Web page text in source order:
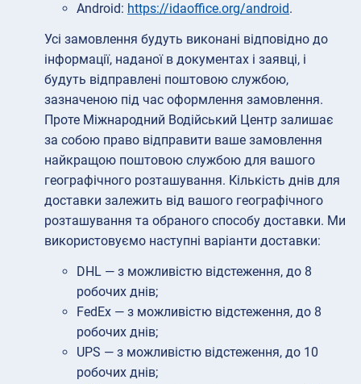
Android: https://idaoffice.org/android.
Усі замовлення будуть виконані відповідно до
інформації, наданої в документах і заявці, і
будуть відправлені поштовою службою,
зазначеною під час оформлення замовлення.
Проте Міжнародний Водійський Центр залишає
за собою право відправити ваше замовлення
найкращою поштовою службою для вашого
географічного розташування. Кількість днів для
доставки залежить від вашого географічного
розташування та обраного способу доставки. Ми
використовуємо наступні варіанти доставки:
DHL — з можливістю відстеження, до 8
робочих днів;
FedEx — з можливістю відстеження, до 8
робочих днів;
UPS — з можливістю відстеження, до 10
робочих днів;